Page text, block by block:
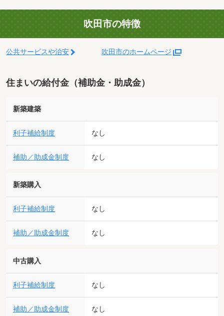
吹田市の特徴
公共サービスや治安 吹田市のホームページ
住まいの給付金（補助金・助成金）
新築建築
利子補給制度 なし
補助／助成金制度 なし
新築購入
利子補給制度 なし
補助／助成金制度 なし
中古購入
利子補給制度 なし
補助／助成金制度 なし